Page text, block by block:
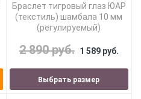
Браслет тигровый глаз ЮАР
(текстиль) шамбала 10 мм
(регулируемый)
2 890 руб. 1 589 руб.
Выбрать размер